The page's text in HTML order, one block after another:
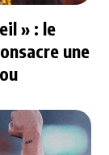
» : le
une